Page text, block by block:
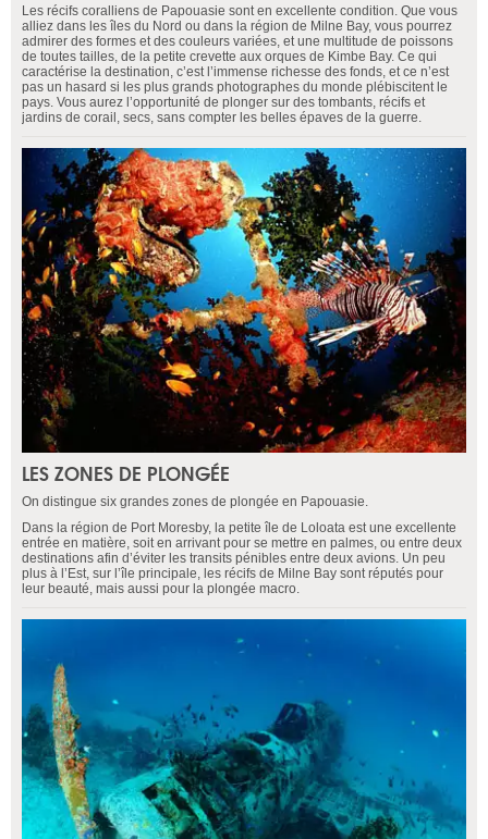
Les récifs coralliens de Papouasie sont en excellente condition. Que vous
alliez dans les îles du Nord ou dans la région de Milne Bay, vous pourrez
admirer des formes et des couleurs variées, et une multitude de poissons
de toutes tailles, de la petite crevette aux orques de Kimbe Bay. Ce qui
caractérise la destination, c’est l’immense richesse des fonds, et ce n’est
pas un hasard si les plus grands photographes du monde plébiscitent le
pays. Vous aurez l’opportunité de plonger sur des tombants, récifs et
jardins de corail, secs, sans compter les belles épaves de la guerre.
LES ZONES DE PLONGÉE
On distingue six grandes zones de plongée en Papouasie.
Dans la région de Port Moresby, la petite île de Loloata est une excellente
entrée en matière, soit en arrivant pour se mettre en palmes, ou entre deux
destinations afin d’éviter les transits pénibles entre deux avions. Un peu
plus à l’Est, sur l’île principale, les récifs de Milne Bay sont réputés pour
leur beauté, mais aussi pour la plongée macro.